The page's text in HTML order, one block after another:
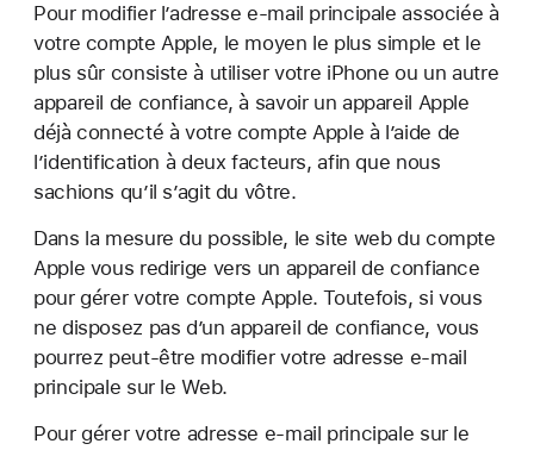
Pour modifier l’adresse e-mail principale associée à
votre compte Apple, le moyen le plus simple et le
plus sûr consiste à utiliser votre iPhone ou un autre
appareil de confiance, à savoir un appareil Apple
déjà connecté à votre compte Apple à l’aide de
l’identification à deux facteurs, afin que nous
sachions qu’il s’agit du vôtre.
Dans la mesure du possible, le site web du compte
Apple vous redirige vers un appareil de confiance
pour gérer votre compte Apple. Toutefois, si vous
ne disposez pas d’un appareil de confiance, vous
pourrez peut-être modifier votre adresse e-mail
principale sur le Web.
Pour gérer votre adresse e-mail principale sur le